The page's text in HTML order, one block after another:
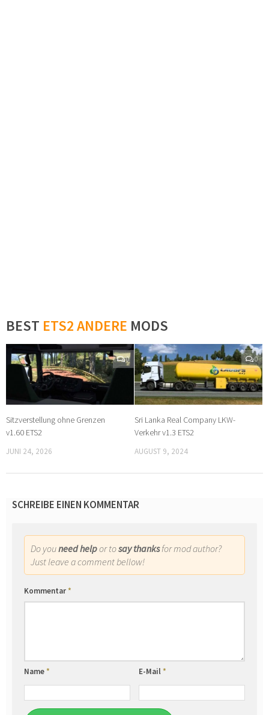
BEST ETS2 ANDERE MODS
0
Sitzverstellung ohne Grenzen
v1.60 ETS2
JUNI 24, 2026
0
Sri Lanka Real Company LKW-
Verkehr v1.3 ETS2
AUGUST 9, 2024
SCHREIBE EINEN KOMMENTAR
Do youneed helpor tosay thanksfor mod author?
Just leave a comment bellow!
Kommentar*
Name* E-Mail*